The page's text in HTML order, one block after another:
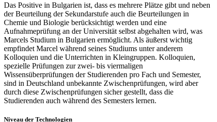
Das Positive in Bulgarien ist, dass es mehrere Plätze gibt und neben
der Beurteilung der Sekundarstufe auch die Beurteilungen in
Chemie und Biologie berücksichtigt werden und eine
Aufnahmeprüfung an der Universität selbst abgehalten wird, was
Marcels Studium in Bulgarien ermöglicht. Als äußerst wichtig
empfindet Marcel während seines Studiums unter anderem
Kolloquien und die Unterrichten in Kleingruppen. Kolloquien,
spezielle Prüfungen zur zwei- bis viermaligen
Wissensüberprüfungen der Studierenden pro Fach und Semester,
sind in Deutschland unbekannte Zwischenprüfungen, wird aber
durch diese Zwischenprüfungen sicher gestellt, dass die
Studierenden auch während des Semesters lernen.
Niveau der Technologien